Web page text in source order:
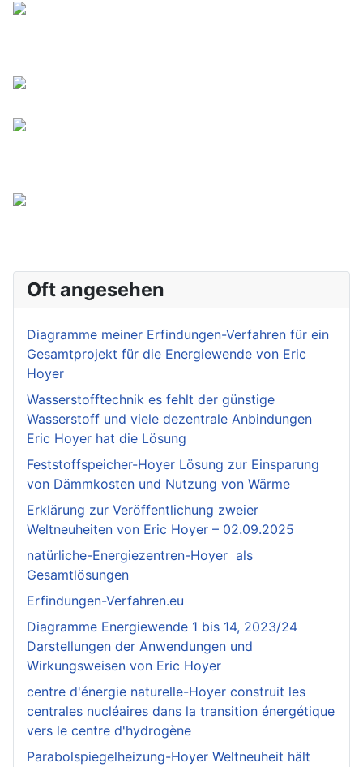
Oft angesehen
Diagramme meiner Erfindungen-Verfahren für ein
Gesamtprojekt für die Energiewende von Eric
Hoyer
Wasserstofftechnik es fehlt der günstige
Wasserstoff und viele dezentrale Anbindungen
Eric Hoyer hat die Lösung
Feststoffspeicher-Hoyer Lösung zur Einsparung
von Dämmkosten und Nutzung von Wärme
Erklärung zur Veröffentlichung zweier
Weltneuheiten von Eric Hoyer – 02.09.2025
natürliche-Energiezentren-Hoyer als
Gesamtlösungen
Erfindungen-Verfahren.eu
Diagramme Energiewende 1 bis 14, 2023/24
Darstellungen der Anwendungen und
Wirkungsweisen von Eric Hoyer
centre d'énergie naturelle-Hoyer construit les
centrales nucléaires dans la transition énergétique
vers le centre d'hydrogène
Parabolspiegelheizung-Hoyer Weltneuheit hält